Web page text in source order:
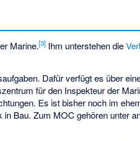
Marine.[3] Ihm unterstehen die
Dafür verfügt es über
für den Inspekteur der
Es ist bisher noch im
Bau. Zum MOC gehören unter